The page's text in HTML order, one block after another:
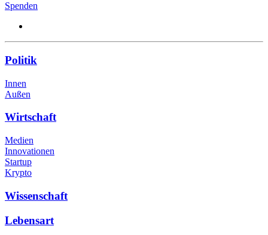
Spenden
Politik
Innen
Außen
Wirtschaft
Medien
Innovationen
Startup
Krypto
Wissenschaft
Lebensart